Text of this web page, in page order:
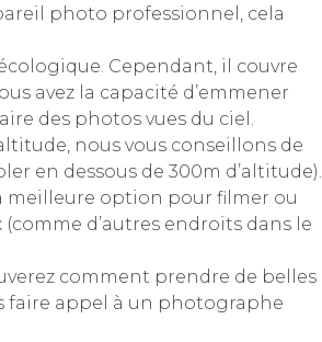
photo professionnel, cela
Cependant, il couvre
avez la capacité d’emmener
des photos vues du ciel.
nous vous conseillons de
en dessous de 300m d’altitude).
meilleure option pour filmer ou
d’autres endroits dans le
comment prendre de belles
faire appel à un photographe